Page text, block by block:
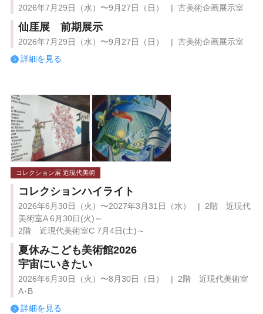
2026年7月29日（水）〜9月27日（日） | 古美術企画展示室
仙厓展 前期展示
2026年7月29日（水）〜9月27日（日） | 古美術企画展示室
詳細を見る
コレクション展 近現代美術
コレクションハイライト
2026年6月30日（火）〜2027年3月31日（水） | 2階 近現代
美術室A 6月30日(火)～
2階 近現代美術室C 7月4日(土)～
夏休みこども美術館2026
宇宙にいきたい
2026年6月30日（火）〜8月30日（日） | 2階 近現代美術室
A･B
詳細を見る